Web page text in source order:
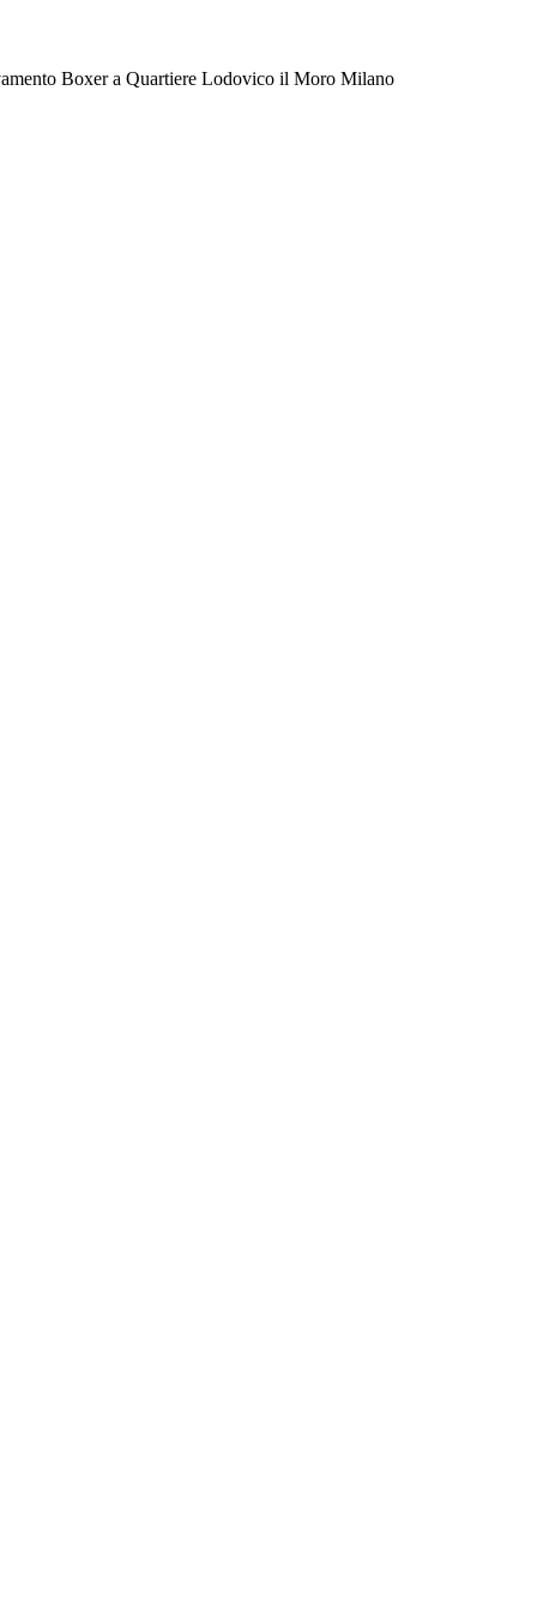
Boxer a Quartiere Lodovico il Moro Milano